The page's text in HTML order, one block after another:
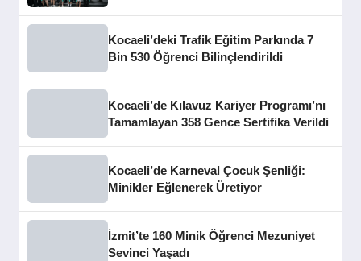
Kocaeli’deki Trafik Eğitim Parkında 7
Bin 530 Öğrenci Bilinçlendirildi
Kocaeli’de Kılavuz Kariyer Programı’nı
Tamamlayan 358 Gence Sertifika Verildi
Kocaeli’de Karneval Çocuk Şenliği:
Minikler Eğlenerek Üretiyor
İzmit’te 160 Minik Öğrenci Mezuniyet
Sevinci Yaşadı